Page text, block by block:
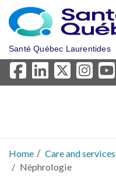
Skip to main content
Santé Québec Laurentides
Home Care and services
Néphrologie